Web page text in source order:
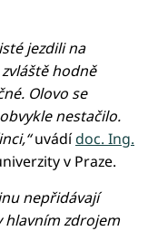
jezdili na
hodně
Olovo se
nestačilo.
uvádídoc. Ing.
v Praze.
nepřidávají
hlavním zdrojem